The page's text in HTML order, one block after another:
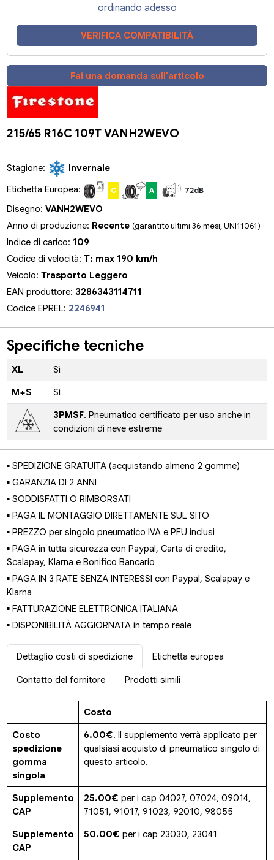
ordinando adesso
VERIFICA COMPATIBILITÀ
Fai una domanda sull'articolo
215/65 R16C 109T VANH2WEVO
Stagione:
Invernale
Etichetta Europea:
C A 72dB
Disegno:VANH2WEVO
Anno di produzione: Recente(garantito ultimi 36 mesi, UNI11061)
Indice di carico:109
Codice di velocità:T: max 190 km/h
Veicolo:Trasporto Leggero
EAN produttore: 3286343114711
Codice EPREL: 2246941
Specifiche tecniche
XL Sì
M+S Sì
3PMSF. Pneumatico certificato per uso anche in
condizioni di neve estreme
▪ SPEDIZIONE GRATUITA (acquistando almeno 2 gomme)
▪ GARANZIA DI 2 ANNI
▪ SODDISFATTI O RIMBORSATI
▪ PAGA IL MONTAGGIO DIRETTAMENTE SUL SITO
▪ PREZZO per singolo pneumatico IVA e PFU inclusi
▪ PAGA in tutta sicurezza con Paypal, Carta di credito,
Scalapay, Klarna e Bonifico Bancario
▪ PAGA IN 3 RATE SENZA INTERESSI con Paypal, Scalapay e
Klarna
▪ FATTURAZIONE ELETTRONICA ITALIANA
▪ DISPONIBILITÀ AGGIORNATA in tempo reale
Dettaglio costi di spedizione Etichetta europea
Contatto del fornitore Prodotti simili
Costo
Costo
spedizione
gomma
singola
6.00€. Il supplemento verrà applicato per
qualsiasi acquisto di pneumatico singolo di
questo articolo.
Supplemento
CAP
25.00€ per i cap 04027, 07024, 09014,
71051, 91017, 91023, 92010, 98055
Supplemento
CAP
50.00€ per i cap 23030, 23041